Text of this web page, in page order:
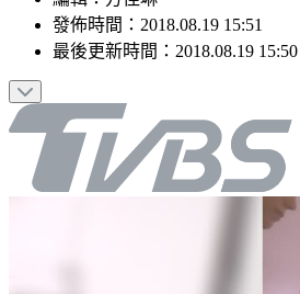
最後更新時間：2018.08.19 15:50